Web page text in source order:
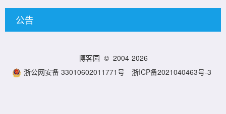
公告
博客园 © 2004-2026
浙公网安备 33010602011771号
浙ICP备2021040463号-3